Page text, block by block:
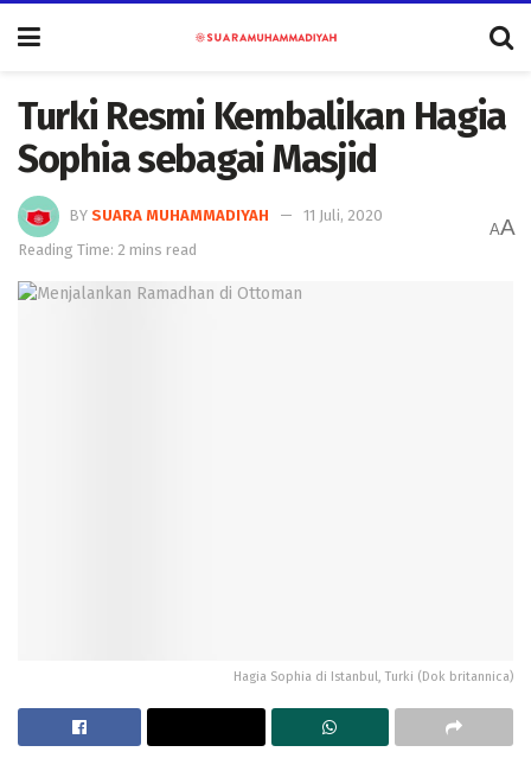
Turki Resmi Kembalikan Hagia
Sophia sebagai Masjid
BY SUARA MUHAMMADIYAH
11 Juli, 2020
Reading Time: 2 mins read
AA
Hagia Sophia di Istanbul, Turki (Dok britannica)